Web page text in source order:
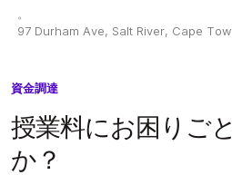
。
97 Durham Ave, Salt River, Cape
資金調達
授業料にお困りご
か？